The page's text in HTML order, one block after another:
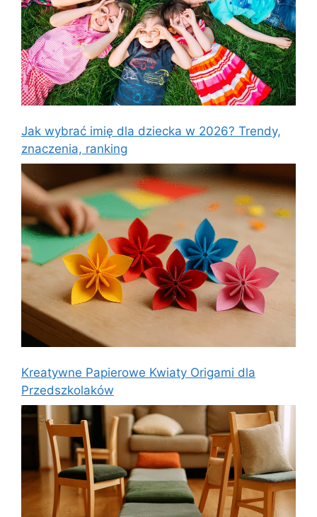
Jak wybrać imię dla dziecka w 2026? Trendy,
znaczenia, ranking
Kreatywne Papierowe Kwiaty Origami dla
Przedszkolaków